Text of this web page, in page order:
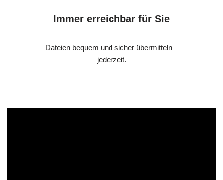
Immer erreichbar für Sie
Dateien bequem und sicher übermitteln –
jederzeit.